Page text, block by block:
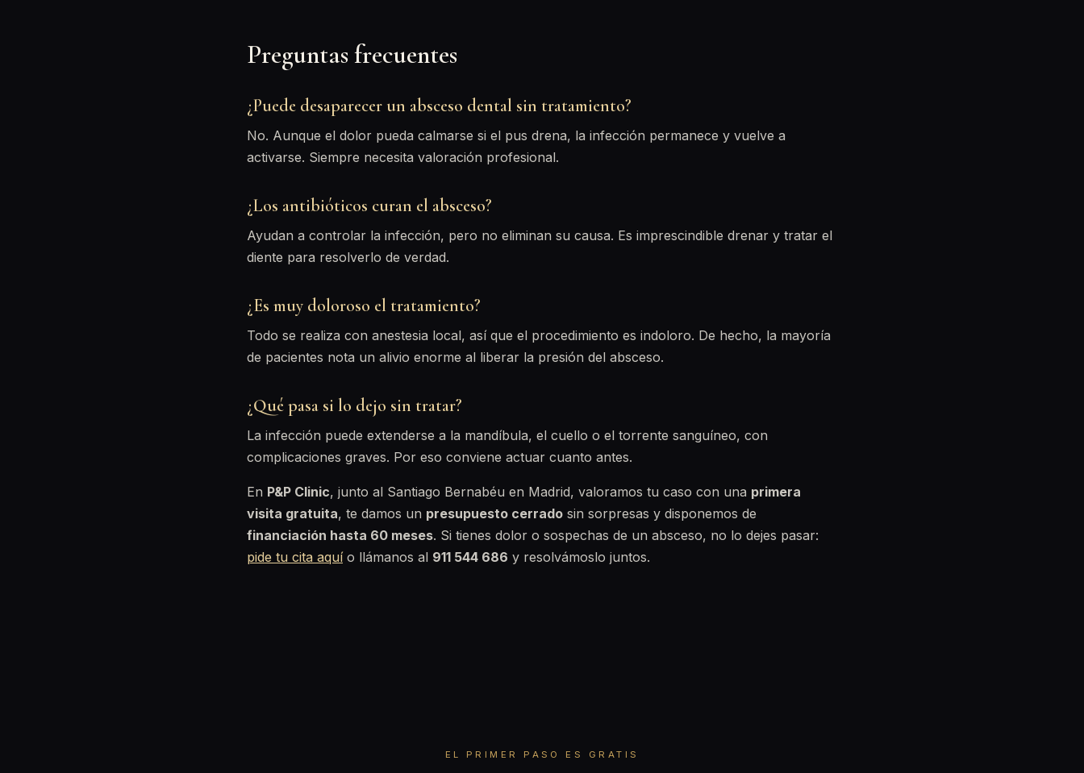
Preguntas frecuentes
¿Puede desaparecer un absceso dental sin tratamiento?
No. Aunque el dolor pueda calmarse si el pus drena, la infección permanece y vuelve a
activarse. Siempre necesita valoración profesional.
¿Los antibióticos curan el absceso?
Ayudan a controlar la infección, pero no eliminan su causa. Es imprescindible drenar y tratar el
diente para resolverlo de verdad.
¿Es muy doloroso el tratamiento?
Todo se realiza con anestesia local, así que el procedimiento es indoloro. De hecho, la mayoría
de pacientes nota un alivio enorme al liberar la presión del absceso.
¿Qué pasa si lo dejo sin tratar?
La infección puede extenderse a la mandíbula, el cuello o el torrente sanguíneo, con
complicaciones graves. Por eso conviene actuar cuanto antes.
En P&P Clinic, junto al Santiago Bernabéu en Madrid, valoramos tu caso con una primera
visita gratuita, te damos un presupuesto cerrado sin sorpresas y disponemos de
financiación hasta 60 meses. Si tienes dolor o sospechas de un absceso, no lo dejes pasar:
pide tu cita aquío llámanos al 911 544 686 y resolvámoslo juntos.
EL PRIMER PASO ES GRATIS